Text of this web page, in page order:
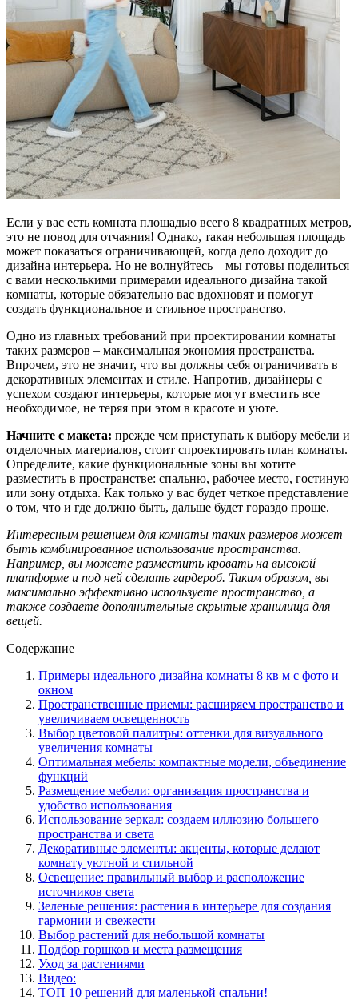
Если у вас есть комната площадью всего 8 квадратных метров,
это не повод для отчаяния! Однако, такая небольшая площадь
может показаться ограничивающей, когда дело доходит до
дизайна интерьера. Но не волнуйтесь – мы готовы поделиться
с вами несколькими примерами идеального дизайна такой
комнаты, которые обязательно вас вдохновят и помогут
создать функциональное и стильное пространство.
Одно из главных требований при проектировании комнаты
таких размеров – максимальная экономия пространства.
Впрочем, это не значит, что вы должны себя ограничивать в
декоративных элементах и стиле. Напротив, дизайнеры с
успехом создают интерьеры, которые могут вместить все
необходимое, не теряя при этом в красоте и уюте.
Начните с макета: прежде чем приступать к выбору мебели и
отделочных материалов, стоит спроектировать план комнаты.
Определите, какие функциональные зоны вы хотите
разместить в пространстве: спальню, рабочее место, гостиную
или зону отдыха. Как только у вас будет четкое представление
о том, что и где должно быть, дальше будет гораздо проще.
Интересным решением для комнаты таких размеров может
быть комбинированное использование пространства.
Например, вы можете разместить кровать на высокой
платформе и под ней сделать гардероб. Таким образом, вы
максимально эффективно используете пространство, а
также создаете дополнительные скрытые хранилища для
вещей.
Содержание
Примеры идеального дизайна комнаты 8 кв м с фото и
окном
Пространственные приемы: расширяем пространство и
увеличиваем освещенность
Выбор цветовой палитры: оттенки для визуального
увеличения комнаты
Оптимальная мебель: компактные модели, объединение
функций
Размещение мебели: организация пространства и
удобство использования
Использование зеркал: создаем иллюзию большего
пространства и света
Декоративные элементы: акценты, которые делают
комнату уютной и стильной
Освещение: правильный выбор и расположение
источников света
Зеленые решения: растения в интерьере для создания
гармонии и свежести
Выбор растений для небольшой комнаты
Подбор горшков и места размещения
Уход за растениями
Видео:
ТОП 10 решений для маленькой спальни!